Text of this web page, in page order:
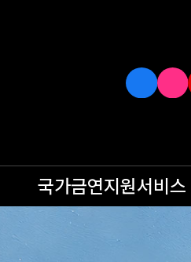
국가금연지원서비스